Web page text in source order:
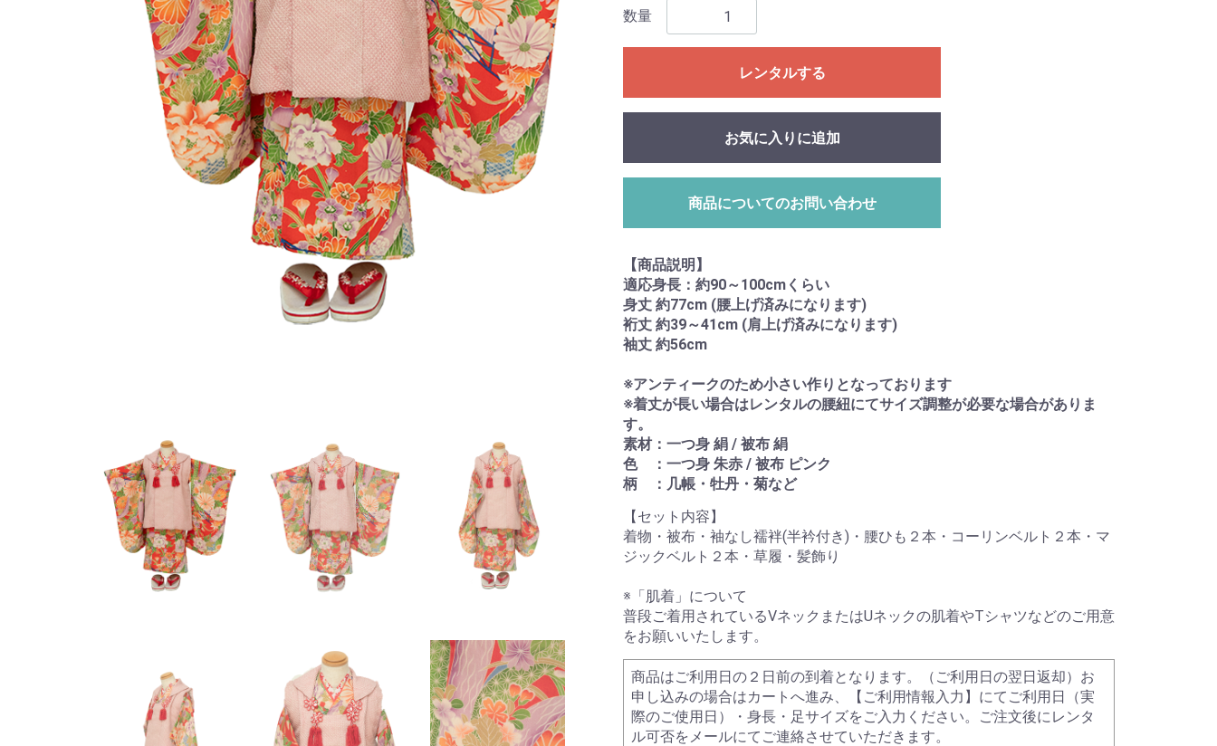
数量
レンタルする
お気に入りに追加
商品についてのお問い合わせ
【商品説明】
適応身長：約90～100cmくらい
身丈 約77cm (腰上げ済みになります)
裄丈 約39～41cm (肩上げ済みになります)
袖丈 約56cm
※アンティークのため小さい作りとなっております
※着丈が長い場合はレンタルの腰紐にてサイズ調整が必要な場合がありま
す。
素材：一つ身 絹 / 被布 絹
色 ：一つ身 朱赤 / 被布 ピンク
柄 ：几帳・牡丹・菊など
【セット内容】
着物・被布・袖なし襦袢(半衿付き)・腰ひも２本・コーリンベルト２本・マ
ジックベルト２本・草履・髪飾り
※「肌着」について
普段ご着用されているVネックまたはUネックの肌着やTシャツなどのご用意
をお願いいたします。
商品はご利用日の２日前の到着となります。（ご利用日の翌日返却）お
申し込みの場合はカートへ進み、【ご利用情報入力】にてご利用日（実
際のご使用日）・身長・足サイズをご入力ください。ご注文後にレンタ
ル可否をメールにてご連絡させていただきます。